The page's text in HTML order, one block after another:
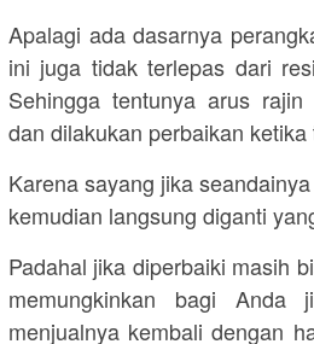
Apalagi ada dasarnya
ini juga tidak terlepas dari
Sehingga tentunya arus
dan dilakukan perbaikan
Karena sayang jika
kemudian langsung diganti
Padahal jika diperbaiki masih
memungkinkan bagi Anda
menjualnya kembali dengan